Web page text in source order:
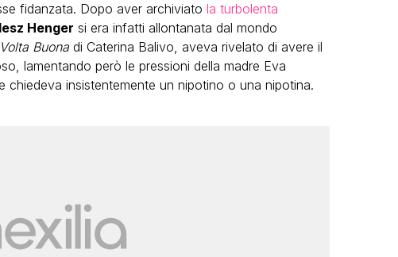
fidanzata. Dopo aver archiviato la turbolenta
Henger si era infatti allontanata dal mondo
Buonadi Caterina Balivo, aveva rivelato di avere il
lamentando però le pressioni della madre Eva
chiedeva insistentemente un nipotino o una nipotina.